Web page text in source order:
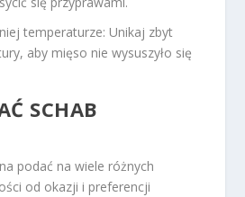
temperaturze: Unikaj zbyt
aby mięso nie wysuszyło się
SCHAB
podać na wiele różnych
od okazji i preferencji